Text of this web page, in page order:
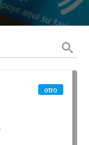
otro